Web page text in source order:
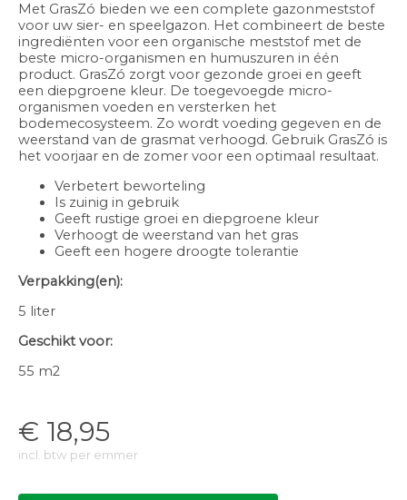
Met GrasZó bieden we een complete gazonmeststof
voor uw sier- en speelgazon. Het combineert de beste
ingrediënten voor een organische meststof met de
beste micro-organismen en humuszuren in één
product. GrasZó zorgt voor gezonde groei en geeft
een diepgroene kleur. De toegevoegde micro-
organismen voeden en versterken het
bodemecosysteem. Zo wordt voeding gegeven en de
weerstand van de grasmat verhoogd. Gebruik GrasZó is
het voorjaar en de zomer voor een optimaal resultaat.
Verbetert beworteling
Is zuinig in gebruik
Geeft rustige groei en diepgroene kleur
Verhoogt de weerstand van het gras
Geeft een hogere droogte tolerantie
Verpakking(en):
5 liter
Geschikt voor:
55 m2
€ 18,95
incl. btw per emmer